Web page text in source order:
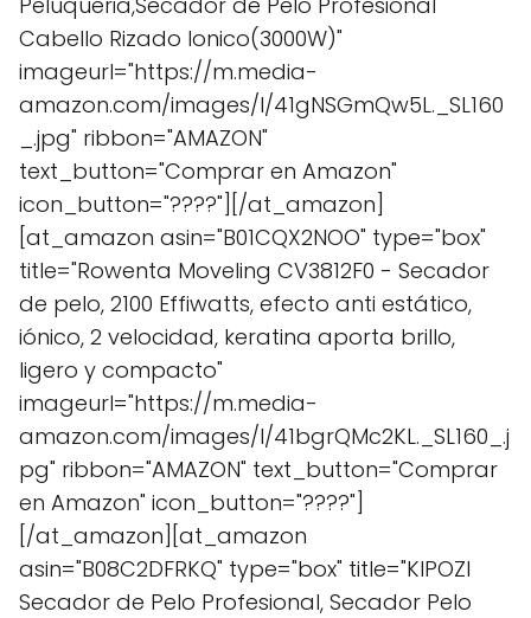
Cabello Rizado Ionico(3000W)"
imageurl="https://m.media-
amazon.com/images/I/41gNSGmQw5L._SL160
_.jpg" ribbon="AMAZON"
text_button="Comprar en Amazon"
icon_button="????"][/at_amazon]
[at_amazon asin="B01CQX2NOO" type="box"
title="Rowenta Moveling CV3812F0 - Secador
de pelo, 2100 Effiwatts, efecto anti estático,
iónico, 2 velocidad, keratina aporta brillo,
ligero y compacto"
imageurl="https://m.media-
amazon.com/images/I/41bgrQMc2KL._SL160_.j
pg" ribbon="AMAZON" text_button="Comprar
en Amazon" icon_button="????"]
[/at_amazon][at_amazon
asin="B08C2DFRKQ" type="box" title="KIPOZI
Secador de Pelo Profesional, Secador Pelo